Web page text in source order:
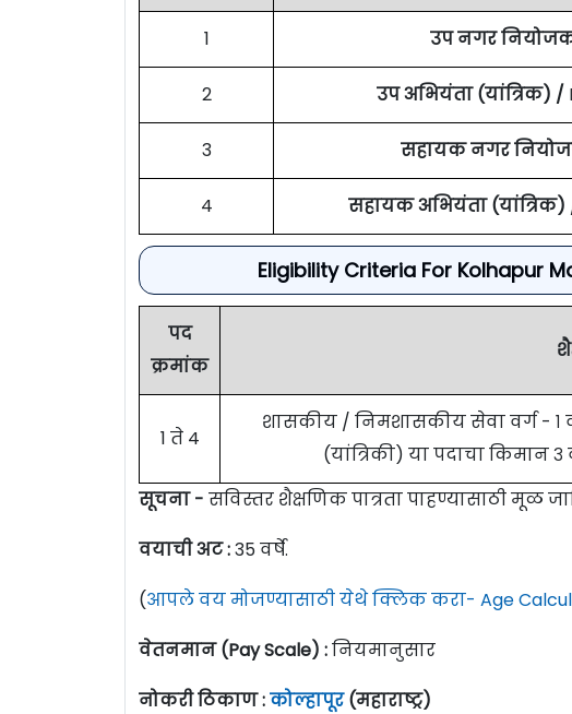
1 उप नगर
2 उप अभियंता (यांत्रिक) /
3 सहायक नगर
4 सहायक अभियंता (यांत्रिक)
Eligibility Criteria For Kolhapur
पद
क्रमांक
1 ते 4
शासकीय / निमशासकीय सेवा वर्ग - १
(यांत्रिकी) या पदाचा किमान
सूचना - सविस्तर शैक्षणिक पात्रता पाहण्यासाठी मूळ
वयाची अट :35 वर्षे.
(आपले वय मोजण्यासाठी येथे क्लिक करा- Age
वेतनमान (Pay Scale) :नियमानुसार
नोकरी ठिकाण :कोल्हापूर(महाराष्ट्र)